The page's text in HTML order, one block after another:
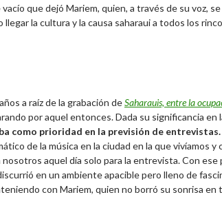
que dejó Mariem, quien, a través de su voz,
la cultura y la causa saharaui a todos los
a raíz de la grabación deSaharauis, entre la
por aquel entonces. Dada su significancia en
como prioridad en la previsión de entrevistas.
de la música en la ciudad en la que vivíamos y
aquel día solo para la entrevista. Con
en un ambiente apacible pero lleno de
con Mariem, quien no borró su sonrisa en